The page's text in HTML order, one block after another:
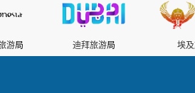
游局 迪拜旅游局 埃